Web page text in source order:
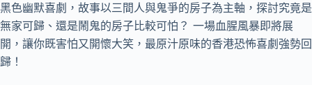
黑色幽默喜劇，故事以三間人與鬼爭的房子為主軸，探討究竟是
無家可歸、還是鬧鬼的房子比較可怕？ 一場血腥風暴即將展
開，讓你既害怕又開懷大笑，最原汁原味的香港恐怖喜劇強勢回
歸！